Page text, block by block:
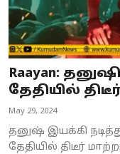
Raayan:
தேதியில்
May 29, 2024
தனுஷ் இயக்கி
தேதியில் திடீர்